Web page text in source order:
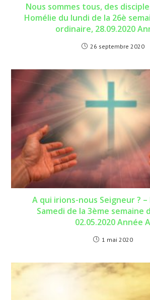
Nous sommes tous, des
Homélie du lundi de la 26è
ordinaire, 28.09.2020
26 septembre 2020
A qui irions-nous Seigneur ?
Samedi de la 3ème semaine
02.05.2020 Année A
1 mai 2020